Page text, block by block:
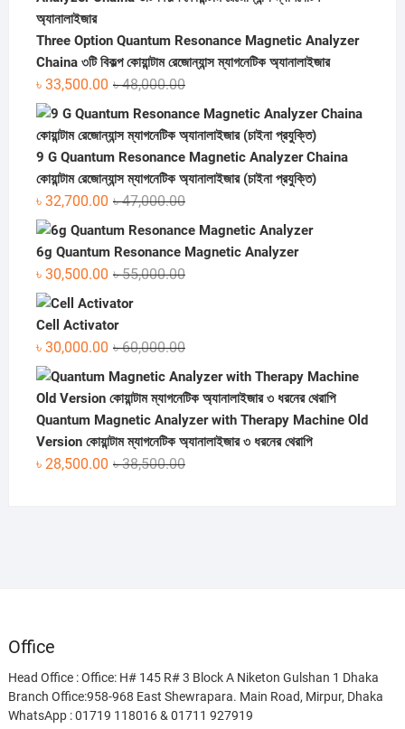
৳ 55,000.00.
৳ 34,000.00.
Three Option Quantum Resonance Magnetic Analyzer
Chaina ৩টি বিকল্প কোয়ান্টাম রেজোন্যান্স ম্যাগনেটিক অ্যানালাইজার
৳48,000.00Original
price
was:
৳ 48,000.00.
৳ 33,500.00
Current
price
is:
৳ 33,500.00.
9 G Quantum Resonance Magnetic Analyzer Chaina
কোয়ান্টাম রেজোন্যান্স ম্যাগনেটিক অ্যানালাইজার (চাইনা প্রযুক্তি)
৳47,000.00Original
price
was:
৳ 47,000.00.
৳ 32,700.00
Current
price
is:
৳ 32,700.00.
6g Quantum Resonance Magnetic Analyzer
৳55,000.00Original
৳ 30,500.00
Current
Cell Activator
৳60,000.00Original
price
was:
৳ 60,000.00.
৳ 30,000.00
Current
price
is:
৳ 30,000.00.
Quantum Magnetic Analyzer with Therapy Machine Old
Version কোয়ান্টাম ম্যাগনেটিক অ্যানালাইজার ৩ ধরনের থেরাপি
৳38,500.00Original
৳ 28,500.00
Current
Office
Head Office : Office: H# 145 R# 3 Block A Niketon Gulshan 1 Dhaka
Branch Office:958-968 East Shewrapara. Main Road, Mirpur, Dhaka
WhatsApp : 01719 118016 & 01711 927919